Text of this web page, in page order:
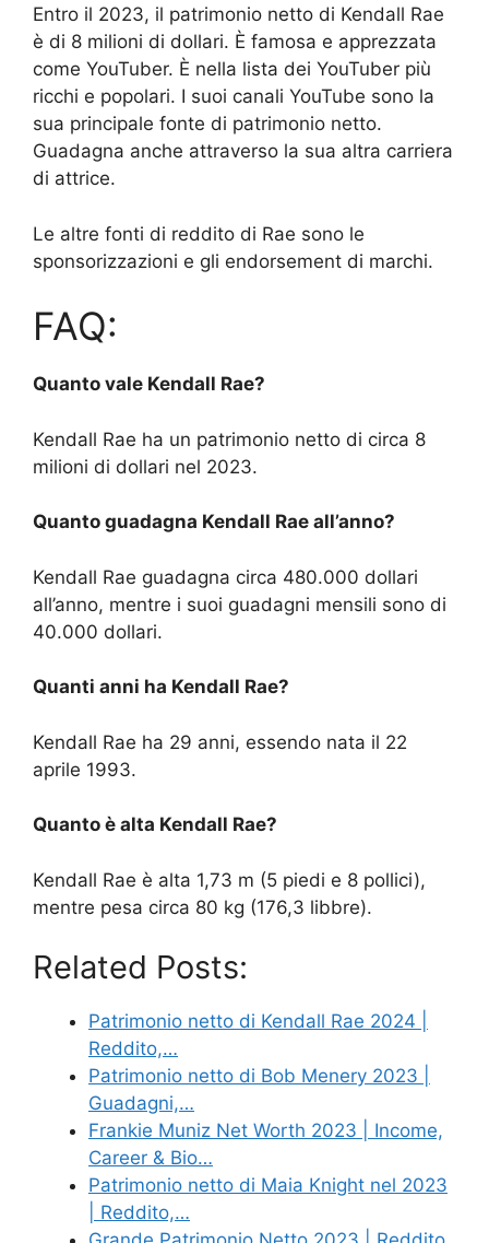
Entro il 2023, il patrimonio netto di Kendall Rae
è di 8 milioni di dollari. È famosa e apprezzata
come YouTuber. È nella lista dei YouTuber più
ricchi e popolari. I suoi canali YouTube sono la
sua principale fonte di patrimonio netto.
Guadagna anche attraverso la sua altra carriera
di attrice.
Le altre fonti di reddito di Rae sono le
sponsorizzazioni e gli endorsement di marchi.
FAQ:
Quanto vale Kendall Rae?
Kendall Rae ha un patrimonio netto di circa 8
milioni di dollari nel 2023.
Quanto guadagna Kendall Rae all’anno?
Kendall Rae guadagna circa 480.000 dollari
all’anno, mentre i suoi guadagni mensili sono di
40.000 dollari.
Quanti anni ha Kendall Rae?
Kendall Rae ha 29 anni, essendo nata il 22
aprile 1993.
Quanto è alta Kendall Rae?
Kendall Rae è alta 1,73 m (5 piedi e 8 pollici),
mentre pesa circa 80 kg (176,3 libbre).
Related Posts:
Patrimonio netto di Kendall Rae 2024 |
Reddito,…
Patrimonio netto di Bob Menery 2023 |
Guadagni,…
Frankie Muniz Net Worth 2023 | Income,
Career & Bio…
Patrimonio netto di Maia Knight nel 2023
| Reddito,…